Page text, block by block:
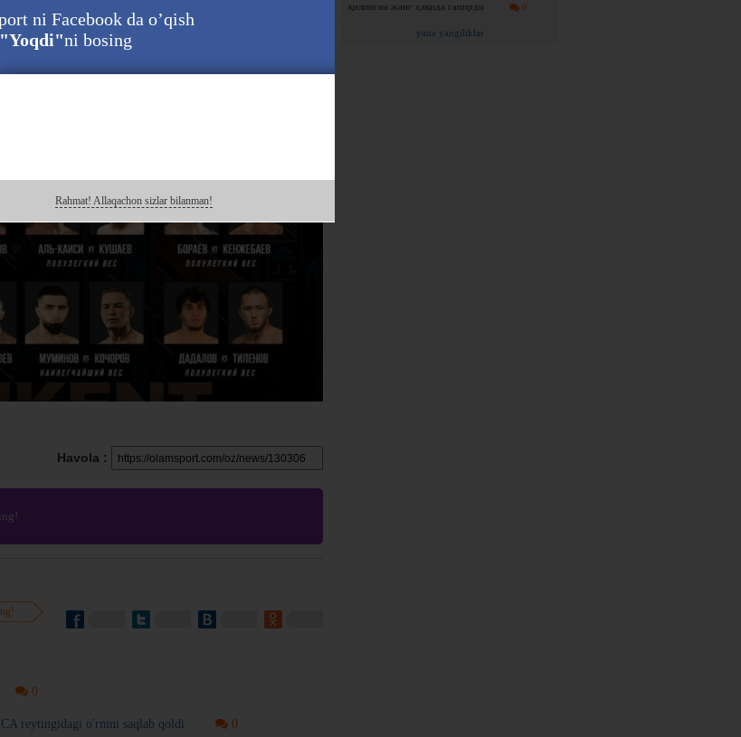
қилинган жанг ҳақида гапирди
0
yana yangiliklar
Havola :
0
reytingidagi o'rnini saqlab qoldi 0
ni Facebook da o’qish
"Yoqdi"ni bosing
Rahmat! Allaqachon sizlar bilanman!